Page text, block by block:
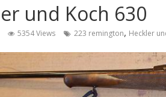
und Koch 630
5354 Views 223 remington, Heckler